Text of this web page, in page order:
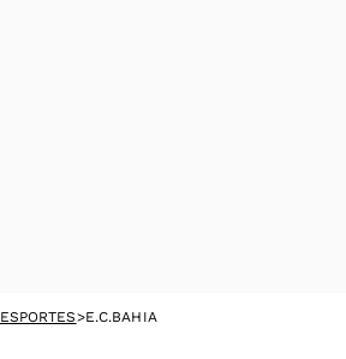
ESPORTES>E.C.BAHIA